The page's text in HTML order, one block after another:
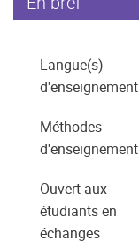
Langue(s)
d'enseignement
Méthodes
d'enseignement
Ouvert aux
étudiants en
échanges